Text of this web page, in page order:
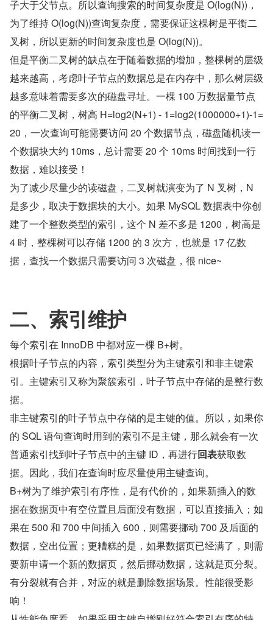
子大于父节点。所以查询搜索的时间复杂度是 O(log(N))，
为了维持 O(log(N))查询复杂度，需要保证这棵树是平衡二
叉树，所以更新的时间复杂度也是 O(log(N))。
但是平衡二叉树的缺点在于随着数据的增加，整棵树的层级
越来越高，考虑叶子节点的数据总是在内存中，那么树层级
越多意味着需要多次的磁盘寻址。一棵 100 万数据量节点
的平衡二叉树，树高 H=log2(N+1) - 1=log2(1000000+1)-1=
20，一次查询可能需要访问 20 个数据节点，磁盘随机读一
个数据块大约 10ms，总计需要 20 个 10ms 时间找到一行
数据，难以接受！
为了减少尽量少的读磁盘，二叉树就演变为了 N 叉树，N
是多少，取决于数据块的大小。如果 MySQL 数据表中你创
建了一个整数类型的索引，这个 N 差不多是 1200，树高是
4 时，整棵树可以存储 1200 的 3 次方，也就是 17 亿数
据，查找一个数据只需要访问 3 次磁盘，很 nice~
二、索引维护
每个索引在 InnoDB 中都对应一棵 B+树。
根据叶子节点的内容，索引类型分为主键索引和非主键索
引。主键索引又称为聚簇索引，叶子节点中存储的是整行数
据。
非主键索引的叶子节点中存储的是主键的值。所以，如果你
的 SQL 语句查询时用到的索引不是主键，那么就会有一次
普通索引找到叶子节点中的主键 ID，再进行回表获取数
据。因此，我们在查询时应尽量使用主键查询。
B+树为了维护索引有序性，是有代价的，如果新插入的数
据在数据页中有空位置且后面没有数据，可以直接插入；如
果在 500 和 700 中间插入 600，则需要挪动 700 及后面的
数据，空出位置；更糟糕的是，如果数据页已经满了，则需
要新申请一个新的数据页，然后挪动数据，这就是页分裂。
有分裂就有合并，对应的就是删除数据场景。性能很受影
响！